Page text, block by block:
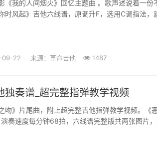
《我的人间烟火》回忆主题曲 。歌声述说着一份
时风起》吉他六线谱，原调升F，选用C调指法，
09-22 来源：革命吉他 1487
独奏谱_超完整指弹教学视频
吻》片尾曲，附上超完整吉他指弹教学视频。《
奏速度每分钟68拍，六线谱完整版共两张图片，